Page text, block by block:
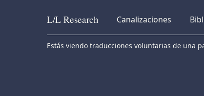
Skip to content
L/L Research Canalizaciones
Estás viendo traducciones voluntarias de una